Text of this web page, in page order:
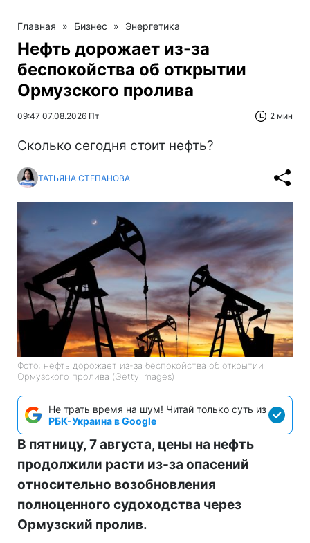
Главная » Бизнес » Энергетика
Нефть дорожает из-за
беспокойства об открытии
Ормузского пролива
09:47 07.08.2026 Пт 2 мин
Сколько сегодня стоит нефть?
ТАТЬЯНА СТЕПАНОВА
Фото: нефть дорожает из-за беспокойства об открытии
Ормузского пролива (Getty Images)
Не трать время на шум! Читай только суть из
РБК-Украина в Google
В пятницу, 7 августа, цены на нефть
продолжили расти из-за опасений
относительно возобновления
полноценного судоходства через
Ормузский пролив.